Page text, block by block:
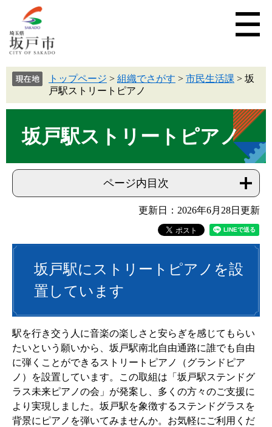
トップページ > 組織でさがす > 市民生活課 > 坂
戸駅ストリートピアノ
坂戸駅ストリートピアノ
ページ内目次
更新日：2026年6月28日更新
坂戸駅にストリートピアノを設
置しています
駅を行き交う人に音楽の楽しさと安らぎを感じてもらい
たいという願いから、坂戸駅南北自由通路に誰でも自由
に弾くことができるストリートピアノ（グランドピア
ノ）を設置しています。この取組は「坂戸駅ステンドグ
ラス未来ピアノの会」が発案し、多くの方々のご支援に
より実現しました。坂戸駅を象徴するステンドグラスを
背景にピアノを弾いてみませんか。お気軽にご利用くだ